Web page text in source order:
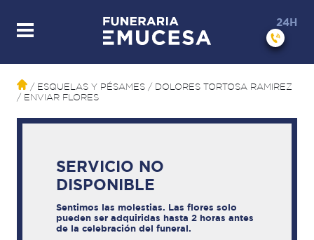
24H
/ ESQUELAS Y PÉSAMES / DOLORES TORTOSA RAMIREZ
/ ENVIAR FLORES
SERVICIO NO
DISPONIBLE
Sentimos las molestias. Las flores solo
pueden ser adquiridas hasta 2 horas antes
de la celebración del funeral.